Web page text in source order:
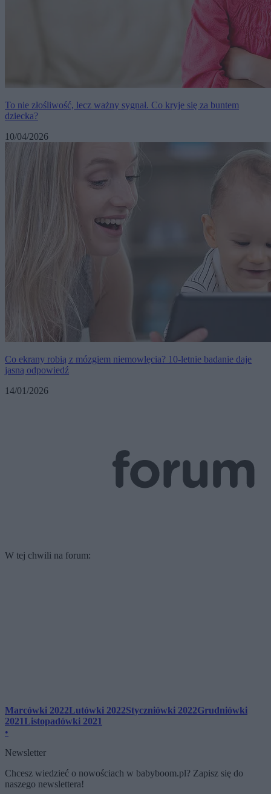
To nie złośliwość, lecz ważny sygnał. Co kryje się za buntem
dziecka?
10/04/2026
Co ekrany robią z mózgiem niemowlęcia? 10-letnie badanie daje
jasną odpowiedź
14/01/2026
W tej chwili na forum:
Marcówki 2022Lutówki 2022Styczniówki 2022Grudniówki
2021Listopadówki 2021
•
Newsletter
Chcesz wiedzieć o nowościach w babyboom.pl? Zapisz się do
naszego newslettera!